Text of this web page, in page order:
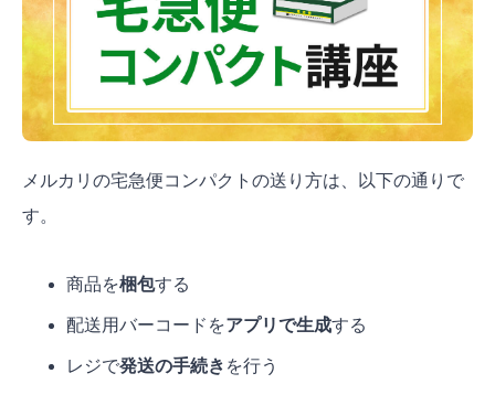
メルカリの宅急便コンパクトの送り方は、以下の通りで
す。
商品を梱包する
配送用バーコードをアプリで生成する
レジで発送の手続き を行う